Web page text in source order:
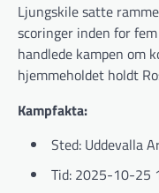
Ljungskile satte
scoringer inden for
handlede kampen om
hjemmeholdet holdt
Kampfakta:
Sted: Uddevalla
Tid: 2025-10-25